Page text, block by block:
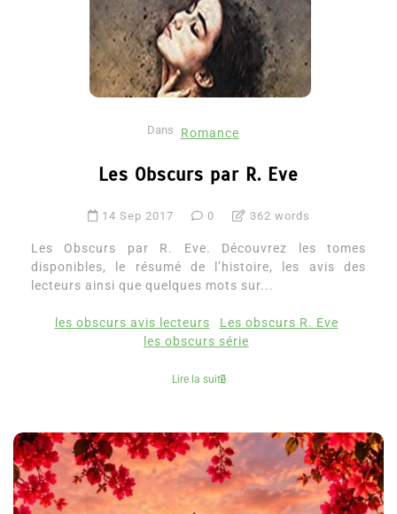
Dans Romance
Les Obscurs par R. Eve
14 Sep 2017 0 362 words
Les Obscurs par R. Eve. Découvrez les tomes
disponibles, le résumé de l’histoire, les avis des
lecteurs ainsi que quelques mots sur...
les obscurs avis lecteurs
Les obscurs R. Eve
les obscurs série
Lire la suite